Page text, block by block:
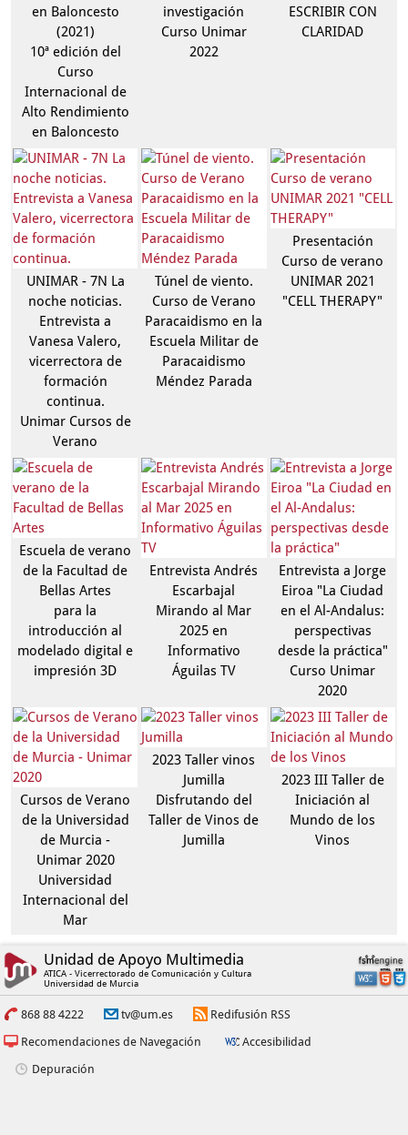
en Baloncesto
(2021)
10ª edición del
Curso
Internacional de
Alto Rendimiento
en Baloncesto
investigación
Curso Unimar
2022
ESCRIBIR CON
CLARIDAD
UNIMAR - 7N La
noche noticias.
Entrevista a
Vanesa Valero,
vicerrectora de
formación
continua.
Unimar Cursos de
Verano
Túnel de viento.
Curso de Verano
Paracaidismo en la
Escuela Militar de
Paracaidismo
Méndez Parada
Presentación
Curso de verano
UNIMAR 2021
"CELL THERAPY"
Escuela de verano
de la Facultad de
Bellas Artes
para la
introducción al
modelado digital e
impresión 3D
Entrevista Andrés
Escarbajal
Mirando al Mar
2025 en
Informativo
Águilas TV
Entrevista a Jorge
Eiroa "La Ciudad
en el Al-Andalus:
perspectivas
desde la práctica"
Curso Unimar
2020
Cursos de Verano
de la Universidad
de Murcia -
Unimar 2020
Universidad
Internacional del
Mar
2023 Taller vinos
Jumilla
Disfrutando del
Taller de Vinos de
Jumilla
2023 III Taller de
Iniciación al
Mundo de los
Vinos
Unidad de Apoyo Multimedia
ATICA - Vicerrectorado de Comunicación y Cultura
Universidad de Murcia
868 88 4222 tv@um.es
Redifusión RSS
Recomendaciones de Navegación
Accesibilidad
Depuración